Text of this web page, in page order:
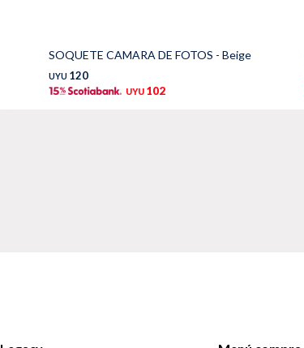
SOQUETE CAMARA DE FOTOS - Beige
UYU 120
UYU 102